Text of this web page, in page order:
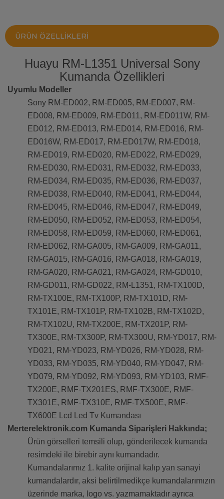
ÜRÜN ÖZELLIKLERI
Huayu RM-L1351 Universal Sony
Kumanda Özellikleri
Uyumlu Modeller
Sony RM-ED002, RM-ED005, RM-ED007, RM-
ED008, RM-ED009, RM-ED011, RM-ED011W, RM-
ED012, RM-ED013, RM-ED014, RM-ED016, RM-
ED016W, RM-ED017, RM-ED017W, RM-ED018,
RM-ED019, RM-ED020, RM-ED022, RM-ED029,
RM-ED030, RM-ED031, RM-ED032, RM-ED033,
RM-ED034, RM-ED035, RM-ED036, RM-ED037,
RM-ED038, RM-ED040, RM-ED041, RM-ED044,
RM-ED045, RM-ED046, RM-ED047, RM-ED049,
RM-ED050, RM-ED052, RM-ED053, RM-ED054,
RM-ED058, RM-ED059, RM-ED060, RM-ED061,
RM-ED062, RM-GA005, RM-GA009, RM-GA011,
RM-GA015, RM-GA016, RM-GA018, RM-GA019,
RM-GA020, RM-GA021, RM-GA024, RM-GD010,
RM-GD011, RM-GD022, RM-L1351, RM-TX100D,
RM-TX100E, RM-TX100P, RM-TX101D, RM-
TX101E, RM-TX101P, RM-TX102B, RM-TX102D,
RM-TX102U, RM-TX200E, RM-TX201P, RM-
TX300E, RM-TX300P, RM-TX300U, RM-YD017, RM-
YD021, RM-YD023, RM-YD026, RM-YD028, RM-
YD033, RM-YD035, RM-YD040, RM-YD047, RM-
YD079, RM-YD092, RM-YD093, RM-YD103, RMF-
TX200E, RMF-TX201ES, RMF-TX300E, RMF-
TX301E, RMF-TX310E, RMF-TX500E, RMF-
TX600E Lcd Led Tv Kumandası
Merterelektronik.com Kumanda Siparişleri Hakkında;
Ürün görselleri temsili olup, gönderilecek kumanda
resimdeki ile birebir aynı kumandadır.
Kumandalarımız 1. kalite orijinal kalıp yan sanayi
kumandalardır, aksi belirtilmedikçe kumandalarımızın
üzerinde marka, logo vs. yazmamaktadır ayrıca